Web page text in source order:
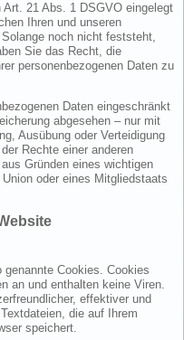
21 Abs. 1 DSGVO eingelegt
Ihren und unseren
noch nicht feststeht,
Sie das Recht, die
personenbezogenen Daten zu
Daten eingeschränkt
abgesehen – nur mit
Ausübung oder Verteidigung
Rechte einer anderen
Gründen eines wichtigen
oder eines Mitgliedstaats
genannte Cookies. Cookies
an und enthalten keine Viren.
effektiver und
die auf Ihrem
speichert.